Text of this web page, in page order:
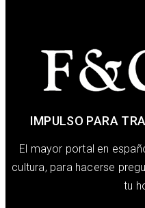
IMPULSO PARA
El mayor portal en
cultura, para hacerse
tu